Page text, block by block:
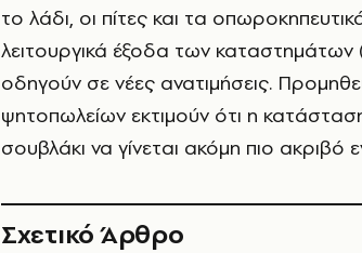
το λάδι, οι πίτες και τα
λειτουργικά έξοδα των
οδηγούν σε νέες ανατιμήσεις.
ψητοπωλείων εκτιμούν ότι η
σουβλάκι να γίνεται ακόμη πιο ακριβό
Σχετικό Άρθρο